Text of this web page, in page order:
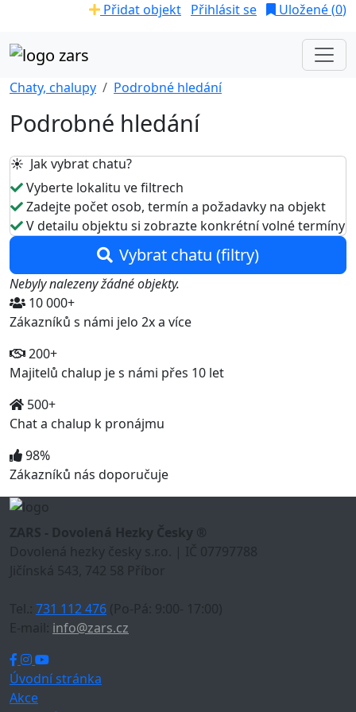
Přidat objekt Přihlásit se Uložené (0)
Chaty, chalupy Podrobné hledání
Podrobné hledání
☀️ Jak vybrat chatu?
Vyberte lokalitu ve filtrech
Zadejte počet osob, termín a požadavky na objekt
V detailu objektu si zobrazte konkrétní volné termíny
Vybrat chatu (filtry)
Nebyly nalezeny žádné objekty.
10 000+
Zákazníků s námi jelo 2x a více
200+
Majitelů chalup je s námi přes 10 let
500+
Chat a chalup k pronájmu
98%
Zákazníků nás doporučuje
ZARS - Dovolená Hezky Česky ®
Dovolená hezky česky s.r.o. | IČ 07797788
Jičínská 543, 742 58 Příbor
Tel.: 731 112 476 (Po-Pá: 9:00- 17:00)
E-mail: info@zars.cz
Úvodní stránka
Akce